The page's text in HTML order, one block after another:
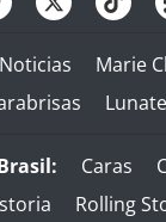
Noticias Marie
Caras
Rolling